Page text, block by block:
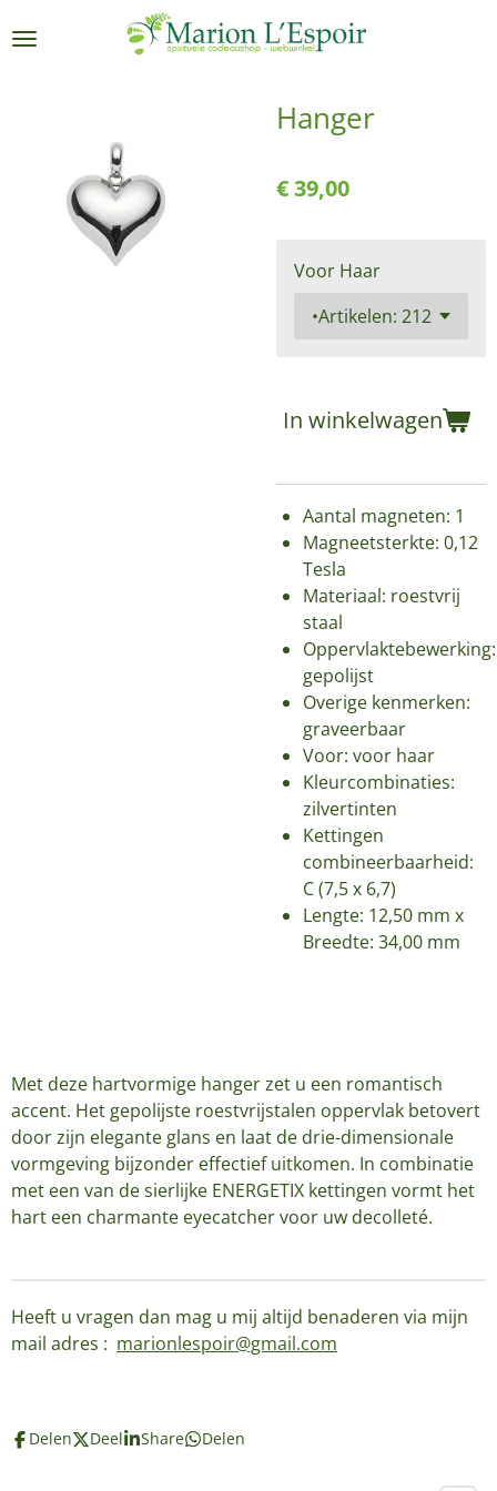
direct
Hanger
€ 39,00
Voor Haar
In winkelwagen
Aantal magneten: 1
Magneetsterkte: 0,12
Tesla
Materiaal: roestvrij
staal
Oppervlaktebewerking:
gepolijst
Overige kenmerken:
graveerbaar
Voor: voor haar
Kleurcombinaties:
zilvertinten
Kettingen
combineerbaarheid:
C (7,5 x 6,7)
Lengte: 12,50 mm x
Breedte: 34,00 mm
Met deze hartvormige hanger zet u een romantisch
accent. Het gepolijste roestvrijstalen oppervlak betovert
door zijn elegante glans en laat de drie-dimensionale
vormgeving bijzonder effectief uitkomen. In combinatie
met een van de sierlijke ENERGETIX kettingen vormt het
hart een charmante eyecatcher voor uw decolleté.
Heeft u vragen dan mag u mij altijd benaderen via mijn
mail adres : marionlespoir@gmail.com
Delen Deel Share Delen